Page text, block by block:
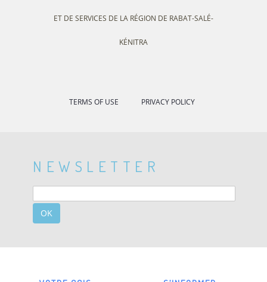
ET DE SERVICES DE LA RÉGION DE RABAT-SALÉ-
KÉNITRA
TERMS OF USE PRIVACY POLICY
NEWSLETTER
OK